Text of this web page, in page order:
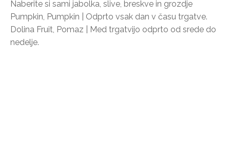
Naberite si sami jabolka, slive, breskve in grozdje
Pumpkin, Pumpkin | Odprto vsak dan v času trgatve.
Dolina Fruit, Pomaz | Med trgatvijo odprto od srede do
nedelje.